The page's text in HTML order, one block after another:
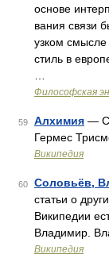
основе
вания связи
узком смысле
стиль в
Философская
59 Алхимия —
Гермес
Википедия
60 Соловьёв,
статьи о
Википедии
Владимир.
Википедия